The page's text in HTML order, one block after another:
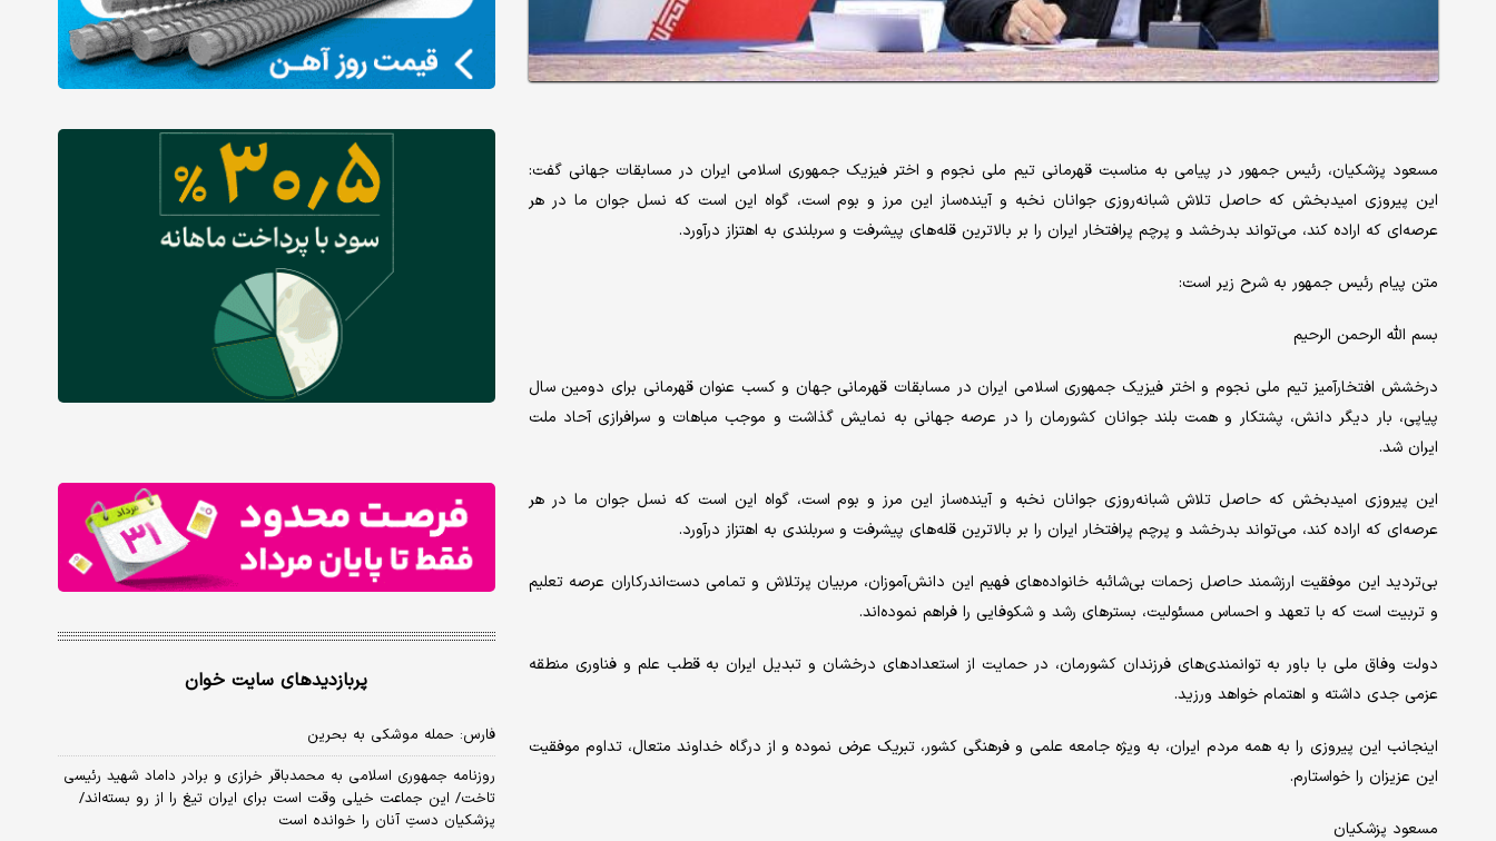
مسعود پزشکیان، رئیس جمهور در پیامی به مناسبت قهرمانی تیم ملی نجوم و اختر فیزیک جمهوری اسلامی ایران در مسابقات جهانی گفت:
این پیروزی امیدبخش که حاصل تلاش شبانه‌روزی جوانان نخبه و آینده‌ساز این مرز و بوم است، گواه این است که نسل جوان ما در هر
عرصه‌ای که اراده کند، می‌تواند بدرخشد و پرچم پرافتخار ایران را بر بالاترین قله‌های پیشرفت و سربلندی به اهتزاز درآورد.
متن پیام رئیس جمهور به شرح زیر است:
بسم الله الرحمن الرحیم
درخشش افتخارآمیز تیم ملی نجوم و اختر فیزیک جمهوری اسلامی ایران در مسابقات قهرمانی جهان و کسب عنوان قهرمانی برای دومین سال
پیاپی، بار دیگر دانش، پشتکار و همت بلند جوانان کشورمان را در عرصه جهانی به نمایش گذاشت و موجب مباهات و سرافرازی آحاد ملت
ایران شد.
این پیروزی امیدبخش که حاصل تلاش شبانه‌روزی جوانان نخبه و آینده‌ساز این مرز و بوم است، گواه این است که نسل جوان ما در هر
عرصه‌ای که اراده کند، می‌تواند بدرخشد و پرچم پرافتخار ایران را بر بالاترین قله‌های پیشرفت و سربلندی به اهتزاز درآورد.
بی‌تردید این موفقیت ارزشمند حاصل زحمات بی‌شائبه خانواده‌های فهیم این دانش‌آموزان، مربیان پرتلاش و تمامی دست‌اندرکاران عرصه تعلیم
و تربیت است که با تعهد و احساس مسئولیت، بسترهای رشد و شکوفایی را فراهم نموده‌اند.
دولت وفاق ملی با باور به توانمندی‌های فرزندان کشورمان، در حمایت از استعدادهای درخشان و تبدیل ایران به قطب علم و فناوری منطقه
عزمی جدی داشته و اهتمام خواهد ورزید.
اینجانب این پیروزی را به همه مردم ایران، به ویژه جامعه علمی و فرهنگی کشور، تبریک عرض نموده و از درگاه خداوند متعال، تداوم موفقیت
این عزیزان را خواستارم.
مسعود پزشکیان
پربازدیدهای سایت خوان
فارس: حمله موشکی به بحرین
روزنامه جمهوری اسلامی به محمدباقر خرازی و برادر داماد شهید رئیسی
تاخت/ این جماعت خیلی وقت است برای ایران تیغ را از رو بسته‌اند/
پزشکیان دستِ آنان را خوانده است